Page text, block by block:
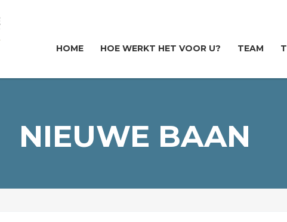
HOME HOE WERKT HET VOOR U? TEAM
NIEUWE BAAN